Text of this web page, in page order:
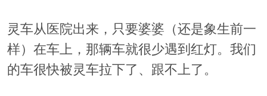
灵车从医院出来，只要婆婆（还是象生前一
样）在车上，那辆车就很少遇到红灯。我们
的车很快被灵车拉下了、跟不上了。